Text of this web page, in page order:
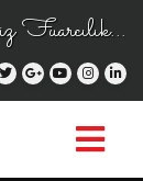
Fuarcılık...